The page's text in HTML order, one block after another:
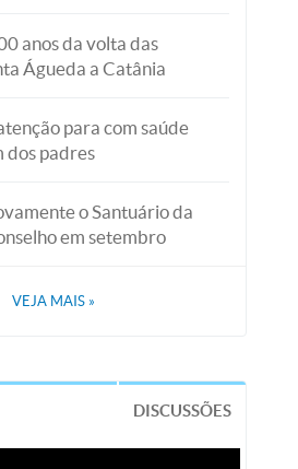
anos da volta das
Águeda a Catânia
para com saúde
dos padres
o Santuário da
em setembro
VEJA MAIS »
DISCUSSÕES